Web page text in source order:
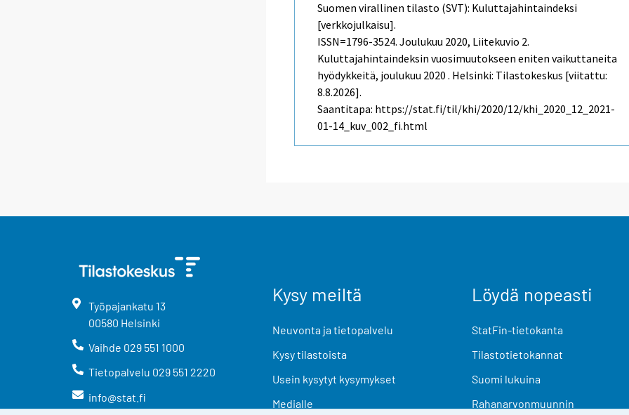
Suomen virallinen tilasto (SVT): Kuluttajahintaindeksi
[verkkojulkaisu].
ISSN=1796-3524.Joulukuu 2020, Liitekuvio 2.
Kuluttajahintaindeksin vuosimuutokseen eniten vaikuttaneita
hyödykkeitä, joulukuu 2020 . Helsinki: Tilastokeskus [viitattu:
8.8.2026].
Saantitapa: https://stat.fi/til/khi/2020/12/khi_2020_12_2021-
01-14_kuv_002_fi.html
Työpajankatu 13
00580 Helsinki
Vaihde 029 551 1000
Tietopalvelu 029 551 2220
info@stat.fi
Kysy meiltä
Neuvonta ja tietopalvelu
Kysy tilastoista
Usein kysytyt kysymykset
Medialle
Löydä nopeasti
StatFin-tietokanta
Tilastotietokannat
Suomi lukuina
Rahanarvonmuunnin